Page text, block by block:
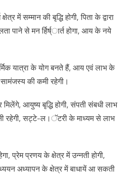
में सम्मान की बृद्धि होगी, पिता के द्वारा
पाने से मन र्हिर्ष्ार्त होगा, आय के नये
यात्रा के योग बनते हैं, आय एवं लाभ के
सामंजस्य की कमी रहेगी।
आयुष्य बृद्धि होगी, संपती संबधी लाभ
रहेगी, सट्टे-ल।ॅटरी के माध्यम से लाभ
प्रेम प्रणय के क्षेत्र में उन्नती होगी,
अध्यापन के क्षेत्र में बाधायें आ सकती